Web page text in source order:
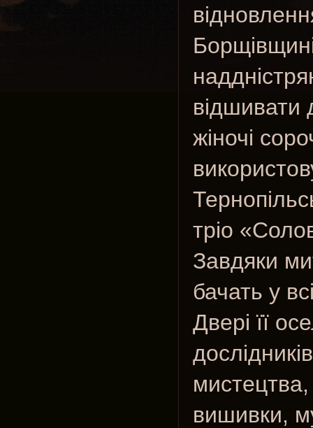
відшивати
жіночі
тріо
Завдяки
бачать у
Двері її
мистецтва,
вишивки,